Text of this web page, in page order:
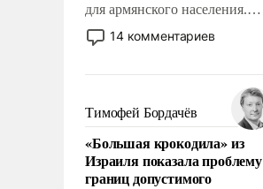
для армянского населения.
Мир, где политические
прожекты будут безусловно
налогоплательщиков и где
Еревану за свои поступки не
нужно отвечать.
14 комментариев
Тимофей Бордачёв
«Большая крокодила» из
Израиля показала проблему
границ допустимого